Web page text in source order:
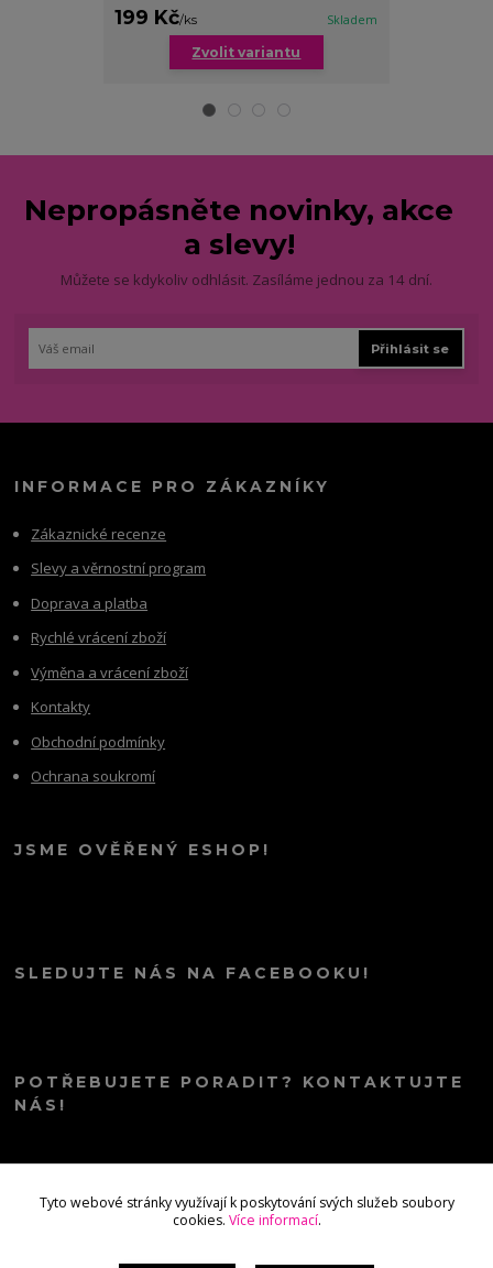
199 Kč/ks Skladem
Zvolit variantu
Nepropásněte novinky, akce
a slevy!
Můžete se kdykoliv odhlásit. Zasíláme jednou za 14 dní.
Přihlásit se
INFORMACE PRO ZÁKAZNÍKY
Zákaznické recenze
Slevy a věrnostní program
Doprava a platba
Rychlé vrácení zboží
Výměna a vrácení zboží
Kontakty
Obchodní podmínky
Ochrana soukromí
JSME OVĚŘENÝ ESHOP!
SLEDUJTE NÁS NA FACEBOOKU!
POTŘEBUJETE PORADIT? KONTAKTUJTE
NÁS!
Tyto webové stránky využívají k poskytování svých služeb soubory
cookies. Více informací.